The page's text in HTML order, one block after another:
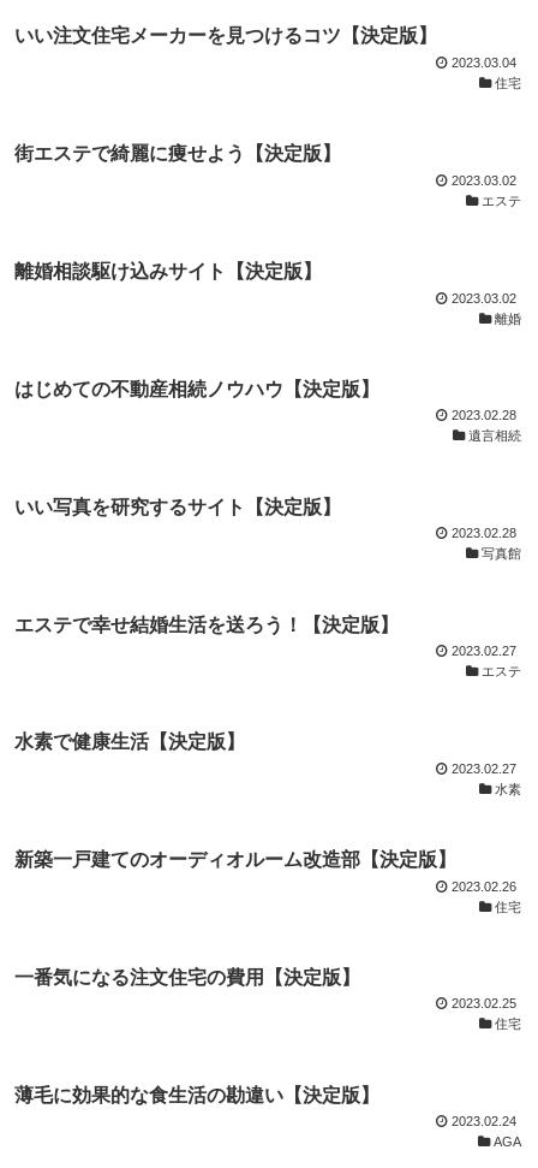
いい注文住宅メーカーを見つけるコツ【決定版】
2023.03.04
住宅
街エステで綺麗に痩せよう【決定版】
2023.03.02
エステ
離婚相談駆け込みサイト【決定版】
2023.03.02
離婚
はじめての不動産相続ノウハウ【決定版】
2023.02.28
遺言相続
いい写真を研究するサイト【決定版】
2023.02.28
写真館
エステで幸せ結婚生活を送ろう！【決定版】
2023.02.27
エステ
水素で健康生活【決定版】
2023.02.27
水素
新築一戸建てのオーディオルーム改造部【決定版】
2023.02.26
住宅
一番気になる注文住宅の費用【決定版】
2023.02.25
住宅
薄毛に効果的な食生活の勘違い【決定版】
2023.02.24
AGA